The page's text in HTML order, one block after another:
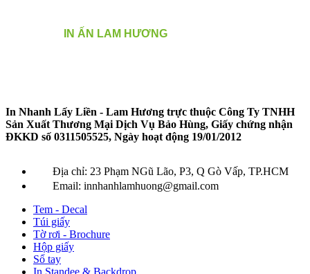
IN ẤN LAM HƯƠNGĐỂ NHẬN BÁO GIÁ CHI
In Nhanh Lấy Liền - Lam Hương trực thuộc Công Ty TNHH
Sản Xuất Thương Mại Dịch Vụ Bảo Hùng, Giấy chứng nhận
ĐKKD số 0311505525, Ngày hoạt động 19/01/2012
Địa chỉ: 23 Phạm NGũ Lão, P3, Q Gò Vấp, TP.HCM
Email: innhanhlamhuong@gmail.com
Tem - Decal
Túi giấy
Tờ rơi - Brochure
Hộp giấy
Sổ tay
In Standee & Backdrop